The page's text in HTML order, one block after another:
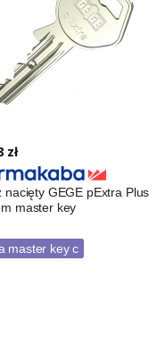
zł
nacięty GEGE pExtra Plus
master key
master key c